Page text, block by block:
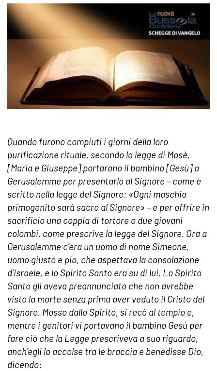
Quando furono compiuti i giorni della loro
purificazione rituale, secondo la legge di Mosè,
[Maria e Giuseppe] portarono il bambino [Gesù] a
Gerusalemme per presentarlo al Signore – come è
scritto nella legge del Signore: «Ogni maschio
primogenito sarà sacro al Signore» – e per offrire in
sacrificio una coppia di tortore o due giovani
colombi, come prescrive la legge del Signore. Ora a
Gerusalemme c’era un uomo di nome Simeone,
uomo giusto e pio, che aspettava la consolazione
d’Israele, e lo Spirito Santo era su di lui. Lo Spirito
Santo gli aveva preannunciato che non avrebbe
visto la morte senza prima aver veduto il Cristo del
Signore. Mosso dallo Spirito, si recò al tempio e,
mentre i genitori vi portavano il bambino Gesù per
fare ciò che la Legge prescriveva a suo riguardo,
anch’egli lo accolse tra le braccia e benedisse Dio,
dicendo: